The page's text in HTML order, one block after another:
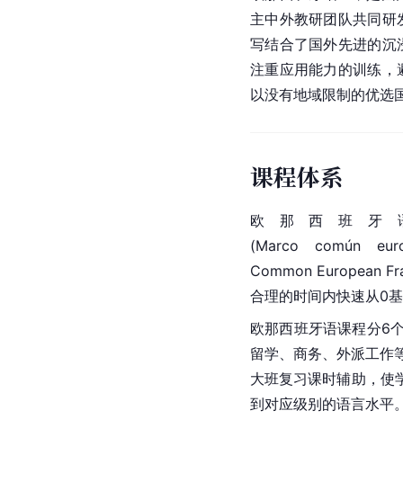
主中外教研团队共同
写结合了国外先进的沉
注重应用能力的训练，
以没有地域限制的优选
课程体系
欧那西班牙
(Marco común
Common European
合理的时间内快速从0
欧那西班牙语课程分6
留学、商务、外派工作
大班复习课时辅助，使
到对应级别的语言水平